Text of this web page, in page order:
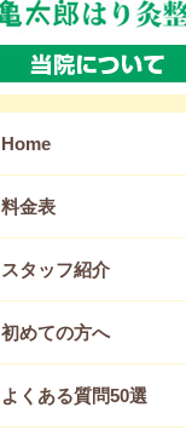
Home
料金表
スタッフ紹介
初めての方へ
よくある質問50選